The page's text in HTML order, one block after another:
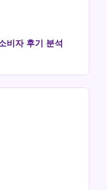
비자 후기 분석